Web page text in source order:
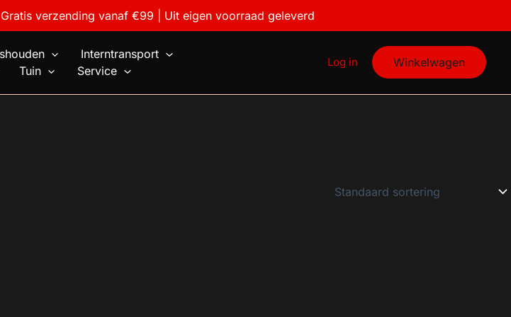
Gratis verzending vanaf €99 | Uit eigen voorraad geleverd
Interntransport
Tuin Service
Log in Winkelwagen